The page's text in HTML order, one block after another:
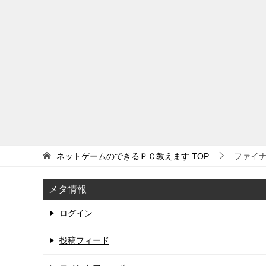
ネットゲームのできるＰＣ教えます TOP ファイ
メタ情報
ログイン
投稿フィード